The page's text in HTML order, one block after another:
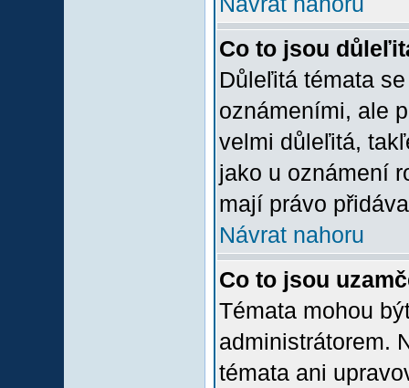
Co to jsou
Důleľitá témata
oznámeními, ale
velmi důleľitá,
jako u oznámení
mají právo
Návrat nahoru
Co to jsou
Témata mohou
administrátorem.
témata ani